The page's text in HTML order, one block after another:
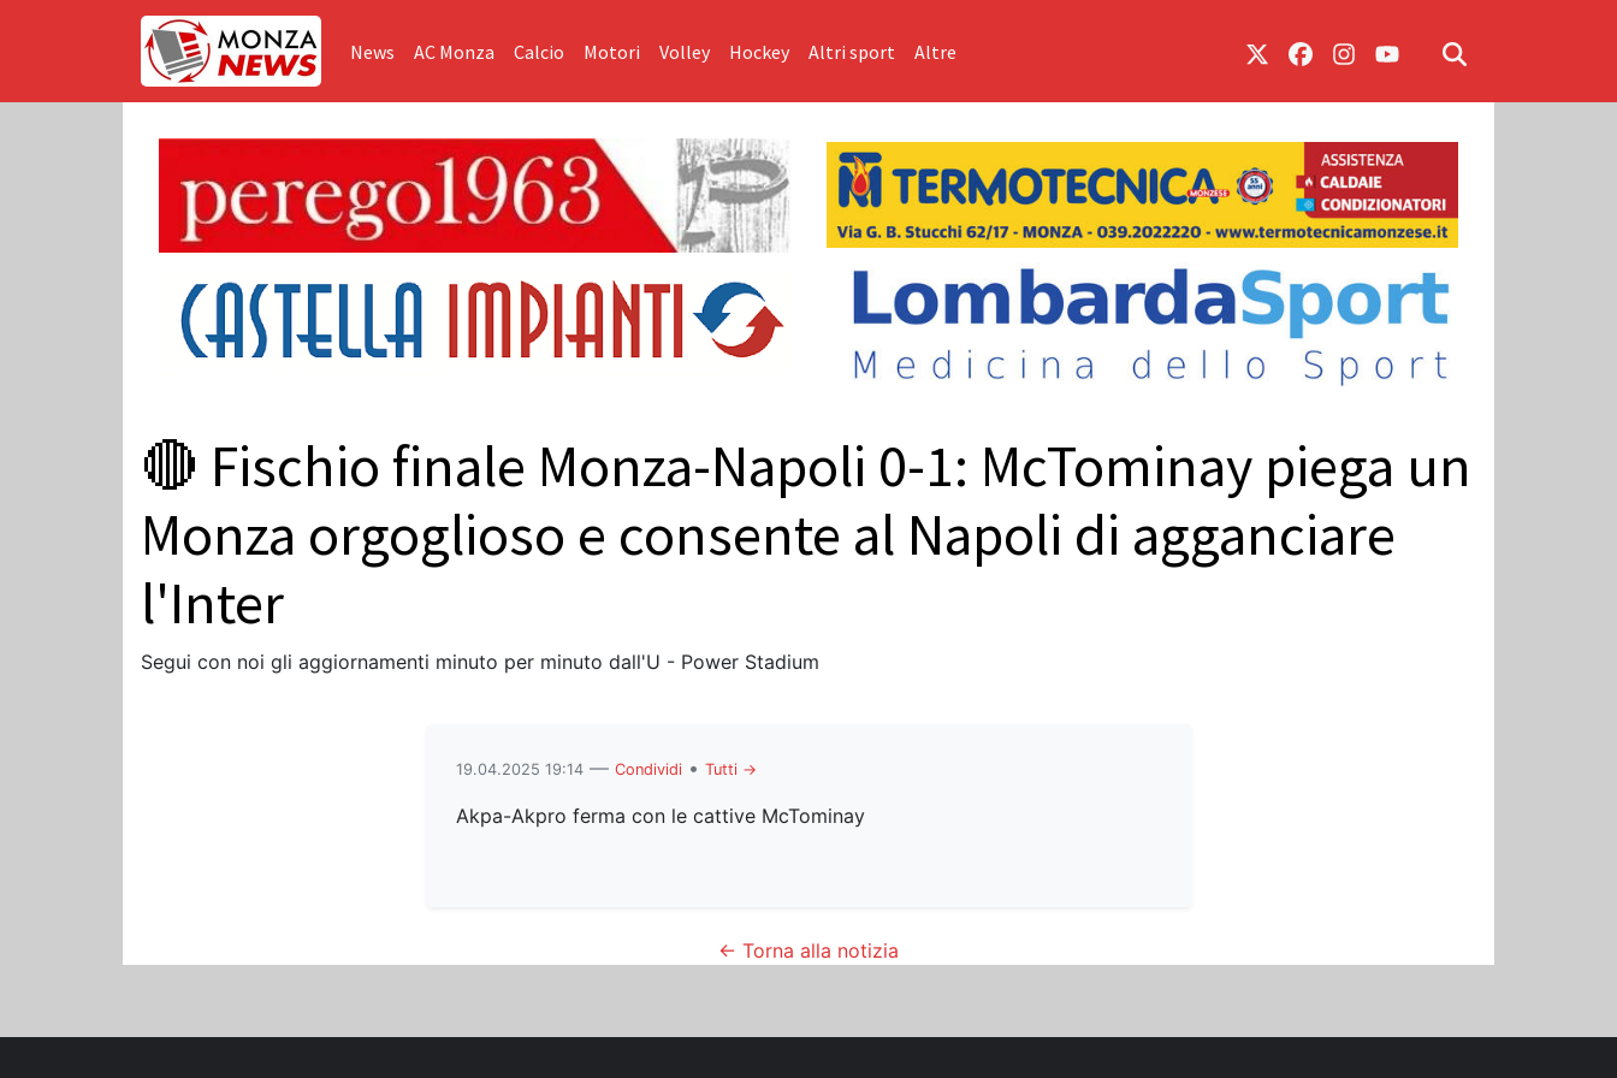
News AC Monza Calcio Motori Volley Hockey Altri sport Altre
🔴 Fischio finale Monza-Napoli 0-1: McTominay piega un
Monza orgoglioso e consente al Napoli di agganciare
l'Inter
Segui con noi gli aggiornamenti minuto per minuto dall'U - Power Stadium
19.04.2025 19:14— Condividi• Tutti →
Akpa-Akpro ferma con le cattive McTominay
← Torna alla notizia